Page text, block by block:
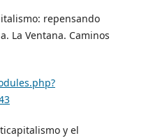
repensando
La Ventana. Caminos
y el